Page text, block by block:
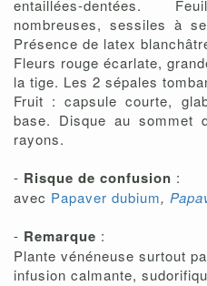
entaillées-dentées.
nombreuses, sessiles à
Présence de latex
Fleurs rouge écarlate,
la tige. Les 2 sépales
Fruit : capsule courte,
base. Disque au sommet
rayons.
- Risque de confusion :
avec Papaver dubium,
- Remarque :
Plante vénéneuse surtout
infusion calmante,